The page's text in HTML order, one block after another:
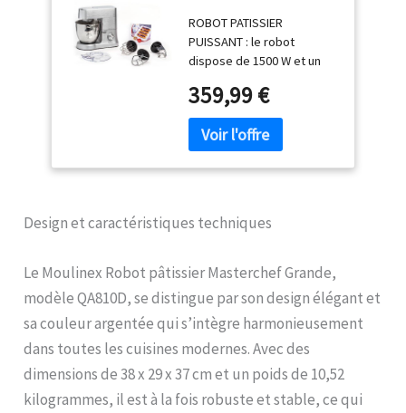
ROBOT PATISSIER
PUISSANT : le robot
dispose de 1500 W et un
combiné à un mouvement
planétaire pour réussir
toutes les pâtisseries
ROBOT CUISINE AVEC
GRANDE CAPACITE : bol de
et d'un couvercle KIT DE
PATISSERIE EN INOX DE
fonte pour les pâtes à
pâtisserie et pétrin en
fonte pour les pâtes
épaisses POUR ENCORE
PLUS DE RECETTES : équipé
de 4 sorties moteur, votre
robot pâtissier est
compatible avec plusieurs
359,99 €
Design et caractéristiques techniques
Le Moulinex Robot pâtissier Masterchef Grande,
modèle QA810D, se distingue par son design élégant et
sa couleur argentée qui s’intègre harmonieusement
dans toutes les cuisines modernes. Avec des
dimensions de 38 x 29 x 37 cm et un poids de 10,52
kilogrammes, il est à la fois robuste et stable, ce qui